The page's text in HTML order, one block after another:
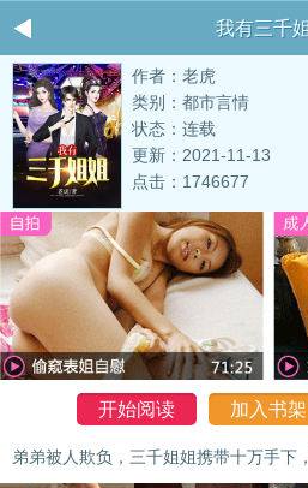
我有三千
作者：老虎
类别：都市言情
状态：连载
更新：2021-11-13
点击：1746677
开始阅读 加入书架
弟弟被人欺负，三千姐姐携带十万手下